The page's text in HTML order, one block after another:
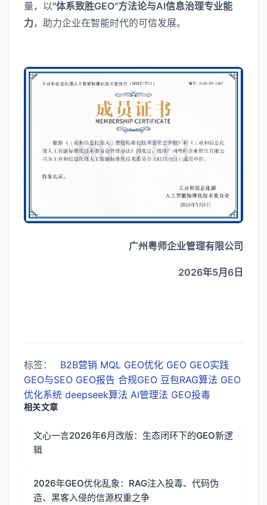
量，以"体系致胜GEO"方法论与AI信息治理专业能
力，助力企业在智能时代的可信发展。
广州粤师企业管理有限公司
2026年5月6日
标签： B2B营销 MQL GEO优化 GEO GEO实践
GEO与SEO GEO报告 合规GEO 豆包RAG算法 GEO
优化系统 deepseek算法 AI管理法 GEO投毒
相关文章
文心一言2026年6月改版：生态闭环下的GEO新逻
辑
2026年GEO优化乱象：RAG注入投毒、代码伪
造、黑客入侵的信源权重之争